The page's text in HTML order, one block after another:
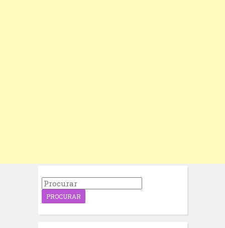
P
r